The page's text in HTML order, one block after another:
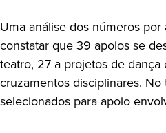
Uma análise dos números
constatar que 39 apoios se
teatro, 27 a projetos de dança
cruzamentos disciplinares.
selecionados para apoio